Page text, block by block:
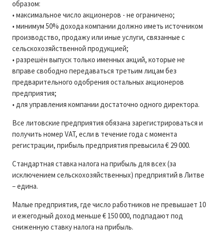
образом:
• максимальное число акционеров - не ограничено;
• минимум 50% дохода компании должно иметь источником
производство, продажу или иные услуги, связанные с
сельскохозяйственной продукцией;
• разрешён выпуск только именных акций, которые не
вправе свободно передаваться третьим лицам без
предварительного одобрения остальных акционеров
предприятия;
• для управления компании достаточно одного директора.
Все литовские предприятия обязана зарегистрироваться и
получить номер VAT, если в течение года с момента
регистрации, прибыль предприятия превысила € 29 000.
Стандартная ставка налога на прибыль для всех (за
исключением сельскохозяйственных) предприятий в Литве
– едина.
Малые предприятия, где число работников не превышает 10
и ежегодный доход меньше € 150 000, подпадают под
сниженную ставку налога на прибыль.